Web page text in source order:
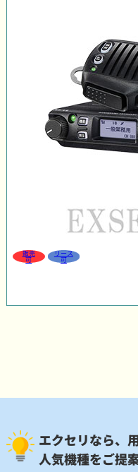
販売
可
リース
可
エクセリなら、
人気機種をご提